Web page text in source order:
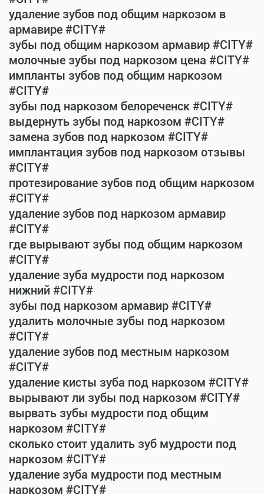
удаление зубов под общим наркозом в
армавире #CITY#
зубы под общим наркозом армавир #CITY#
молочные зубы под наркозом цена #CITY#
импланты зубов под общим наркозом
#CITY#
зубы под наркозом белореченск #CITY#
выдернуть зубы под наркозом #CITY#
замена зубов под наркозом #CITY#
имплантация зубов под наркозом отзывы
#CITY#
протезирование зубов под общим наркозом
#CITY#
удаление зубов под наркозом армавир
#CITY#
где вырывают зубы под общим наркозом
#CITY#
удаление зуба мудрости под наркозом
нижний #CITY#
зубы под наркозом армавир #CITY#
удалить молочные зубы под наркозом
#CITY#
удаление зубов под местным наркозом
#CITY#
удаление кисты зуба под наркозом #CITY#
вырывают ли зубы под наркозом #CITY#
вырвать зубы мудрости под общим
наркозом #CITY#
сколько стоит удалить зуб мудрости под
наркозом #CITY#
удаление зуба мудрости под местным
наркозом #CITY#